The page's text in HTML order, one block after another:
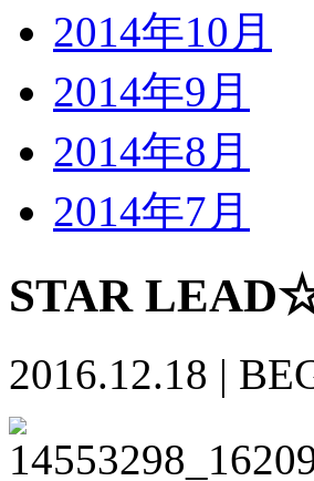
2014年10月
2014年9月
2014年8月
2014年7月
STAR
2016.12.18 |